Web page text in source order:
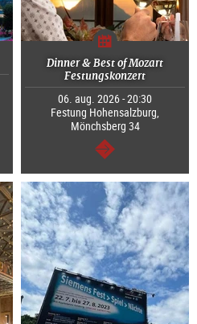
Dinner & Best of Mozart
Festungskonzert
06. aug. 2026 - 20:30
Festung Hohensalzburg,
Mönchsberg 34
Tovább